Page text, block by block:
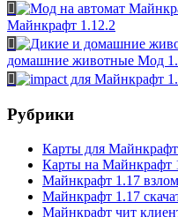
Майнкрафт 1.12.2
домашние животные Мод
Рубрики
Карты для Майнкрафт
Карты на Майнкрафт
Майнкрафт 1.17
Майнкрафт 1.17
Майнкрафт чит